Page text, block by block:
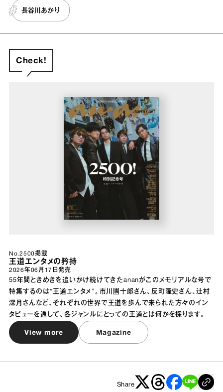
長谷川あかり
Check!
No.2500掲載
王道エンタメの矜持
2026年06月17日 発売
55年間ときめきを追いかけ続けてきたananがこのメモリアルな号で
特集するのは“王道エンタメ”。市川團十郎さん、反町隆史さん、辻村
深月さんなど、それぞれの世界で王道を歩んで来られた方々のイン
タビューを通して、各ジャンルにとっての王道とは何かを探ります。
View more Magazine
Share